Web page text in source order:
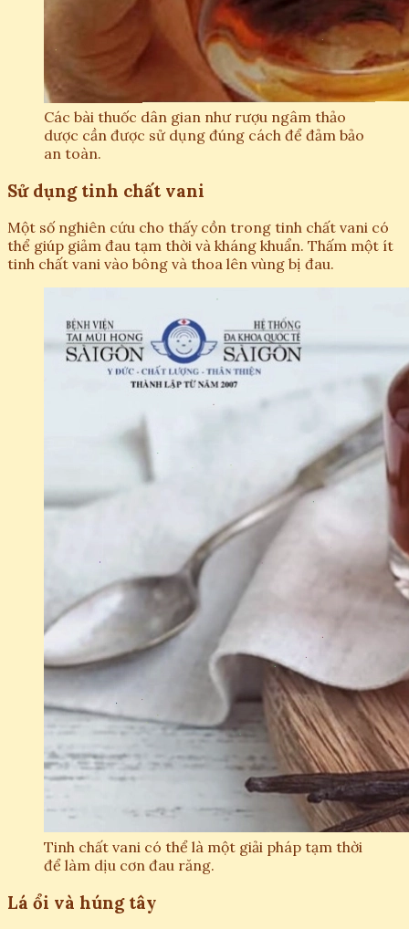
Các bài thuốc dân gian như rượu ngâm thảo
dược cần được sử dụng đúng cách để đảm bảo
an toàn.
Sử dụng tinh chất vani
Một số nghiên cứu cho thấy cồn trong tinh chất vani có
thể giúp giảm đau tạm thời và kháng khuẩn. Thấm một ít
tinh chất vani vào bông và thoa lên vùng bị đau.
Tinh chất vani có thể là một giải pháp tạm thời
để làm dịu cơn đau răng.
Lá ổi và húng tây